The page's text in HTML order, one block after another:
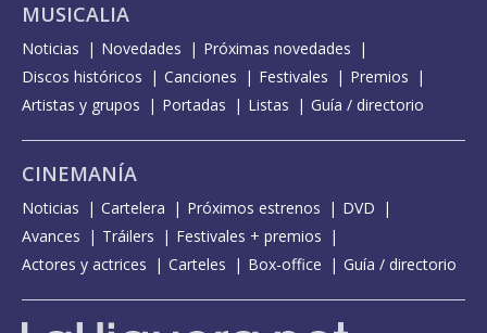
MUSICALIA
Noticias Novedades
Próximas novedades
Discos históricos
Canciones Festivales
Premios
Artistas y grupos
Portadas Listas Guía / directorio
CINEMANÍA
Noticias Cartelera Próximos estrenos
DVD
Avances
Tráilers
Festivales + premios
Actores y actrices
Carteles Box-office Guía / directorio